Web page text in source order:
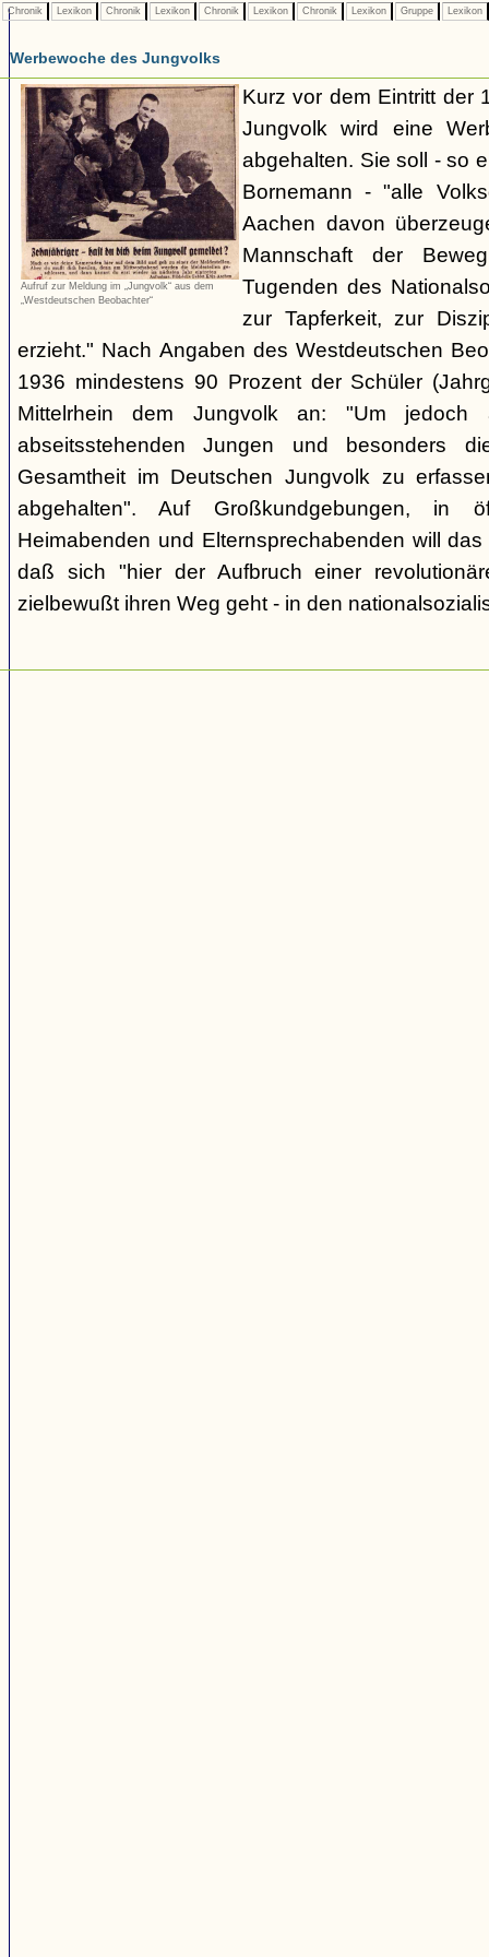
Chronik Lexikon Chronik Lexikon Chronik Lexikon Chronik Lexikon Gruppe Lexikon
Werbewoche des Jungvolks
Aufruf zur Meldung im „Jungvolk“ aus dem
„Westdeutschen Beobachter“
Kurz vor dem Eintritt der
Jungvolk wird eine
abgehalten. Sie soll - so
Bornemann - "alle
Aachen davon
Mannschaft der
Tugenden des
zur Tapferkeit, zur
erzieht." Nach Angaben des Westdeutschen
1936 mindestens 90 Prozent der Schüler
Mittelrhein dem Jungvolk an: "Um
abseitsstehenden Jungen und besonders
Gesamtheit im Deutschen Jungvolk zu
abgehalten". Auf Großkundgebungen, in
Heimabenden und Elternsprechabenden will
daß sich "hier der Aufbruch einer
zielbewußt ihren Weg geht - in den